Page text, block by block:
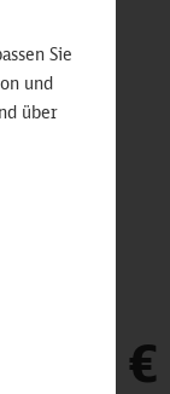
4,90 €
Sie
und
über